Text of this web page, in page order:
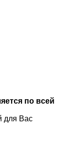
по всей
для Вас